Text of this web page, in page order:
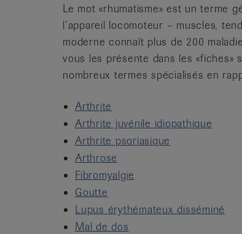
Le mot «rhumatisme» est un terme
l’appareil locomoteur – muscles,
moderne connaît plus de 200
vous les présente dans les «fiches»
nombreux termes spécialisés en
Arthrite
Arthrite juvénile idiopathique
Arthrite psoriasique
Arthrose
Fibromyalgie
Goutte
Lupus érythémateux disséminé
Mal de dos